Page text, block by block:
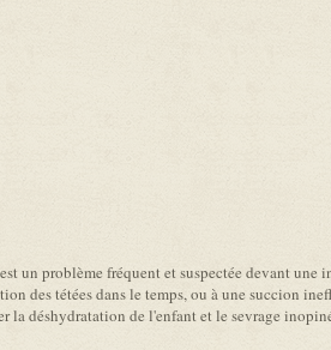
un problème fréquent et suspectée devant
des tétées dans le temps, ou à une succion
la déshydratation de l'enfant et le sevrage